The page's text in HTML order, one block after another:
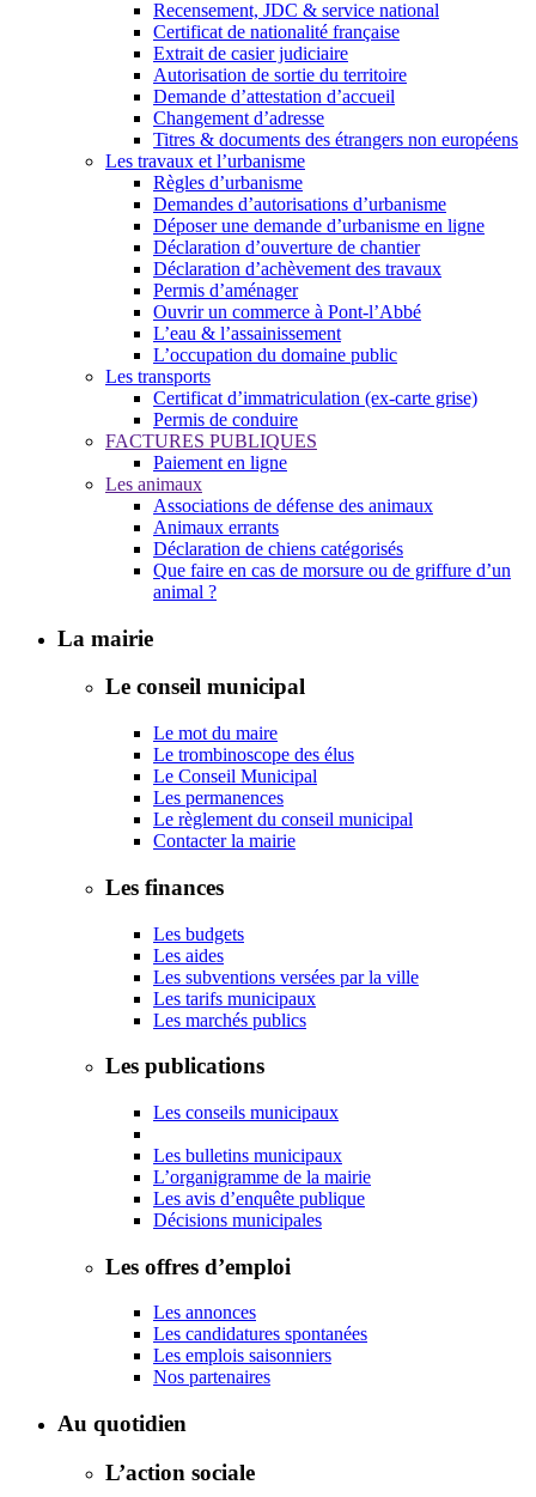
Recensement, JDC & service national
Certificat de nationalité française
Extrait de casier judiciaire
Autorisation de sortie du territoire
Demande d’attestation d’accueil
Changement d’adresse
Titres & documents des étrangers non européens
Les travaux et l’urbanisme
Règles d’urbanisme
Demandes d’autorisations d’urbanisme
Déposer une demande d’urbanisme en ligne
Déclaration d’ouverture de chantier
Déclaration d’achèvement des travaux
Permis d’aménager
Ouvrir un commerce à Pont-l’Abbé
L’eau & l’assainissement
L’occupation du domaine public
Les transports
Certificat d’immatriculation (ex-carte grise)
Permis de conduire
FACTURES PUBLIQUES
Paiement en ligne
Les animaux
Associations de défense des animaux
Animaux errants
Déclaration de chiens catégorisés
Que faire en cas de morsure ou de griffure d’un
animal ?
La mairie
Le conseil municipal
Le mot du maire
Le trombinoscope des élus
Le Conseil Municipal
Les permanences
Le règlement du conseil municipal
Contacter la mairie
Les finances
Les budgets
Les aides
Les subventions versées par la ville
Les tarifs municipaux
Les marchés publics
Les publications
Les conseils municipaux
Les bulletins municipaux
L’organigramme de la mairie
Les avis d’enquête publique
Décisions municipales
Les offres d’emploi
Les annonces
Les candidatures spontanées
Les emplois saisonniers
Nos partenaires
Au quotidien
L’action sociale